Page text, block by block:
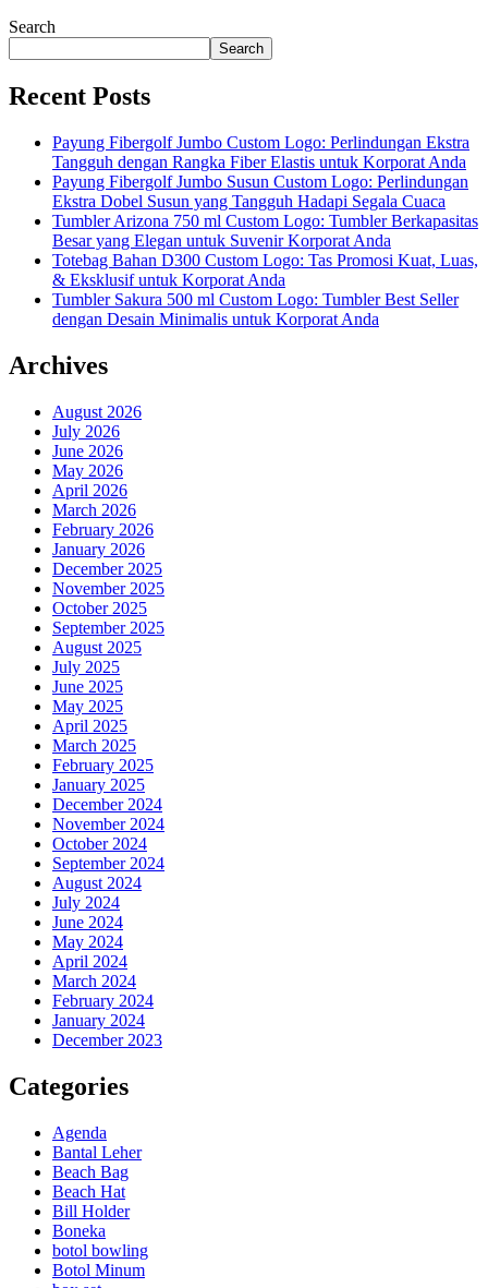
Search
Search
Recent Posts
Payung Fibergolf Jumbo Custom Logo: Perlindungan Ekstra
Tangguh dengan Rangka Fiber Elastis untuk Korporat Anda
Payung Fibergolf Jumbo Susun Custom Logo: Perlindungan
Ekstra Dobel Susun yang Tangguh Hadapi Segala Cuaca
Tumbler Arizona 750 ml Custom Logo: Tumbler Berkapasitas
Besar yang Elegan untuk Suvenir Korporat Anda
Totebag Bahan D300 Custom Logo: Tas Promosi Kuat, Luas,
& Eksklusif untuk Korporat Anda
Tumbler Sakura 500 ml Custom Logo: Tumbler Best Seller
dengan Desain Minimalis untuk Korporat Anda
Archives
August 2026
July 2026
June 2026
May 2026
April 2026
March 2026
February 2026
January 2026
December 2025
November 2025
October 2025
September 2025
August 2025
July 2025
June 2025
May 2025
April 2025
March 2025
February 2025
January 2025
December 2024
November 2024
October 2024
September 2024
August 2024
July 2024
June 2024
May 2024
April 2024
March 2024
February 2024
January 2024
December 2023
Categories
Agenda
Bantal Leher
Beach Bag
Beach Hat
Bill Holder
Boneka
botol bowling
Botol Minum